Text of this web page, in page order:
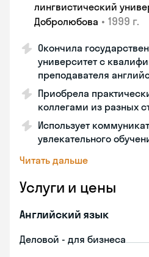
лингвистический
Добролюбова • 1999 г.
Окончила
университет с
преподавателя
Приобрела
коллегами из разных
Использует
увлекательного
Читать дальше
Услуги и цены
Английский язык
Деловой - для бизнеса